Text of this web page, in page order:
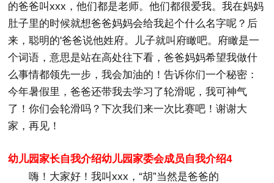
的爸爸叫xxx，他们都是老师。他们都很爱我。我在妈妈
肚子里的时候就想爸爸妈妈会给我起个什么名字呢？后
来，聪明的'爸爸说他姓府。儿子就叫府瞰吧。府瞰是一
个词语，意思是站在高处往下看，爸爸妈妈希望我做什
么事情都领先一步，我会加油的！告诉你们一个秘密：
今年暑假里，爸爸还带我去学习了轮滑呢，我可神气
了！你们会轮滑吗？下次我们来一次比赛吧！谢谢大
家，再见！
幼儿园家长自我介绍幼儿园家委会成员自我介绍4
嗨！大家好！我叫xxx，“胡”当然是爸爸的